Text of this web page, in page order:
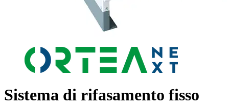
Sistema di rifasamento fisso